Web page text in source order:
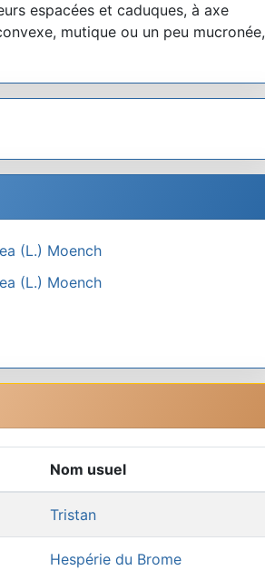
espacées et caduques, à axe
mutique ou un peu mucronée,
Nom usuel
Tristan
Hespérie du Brome